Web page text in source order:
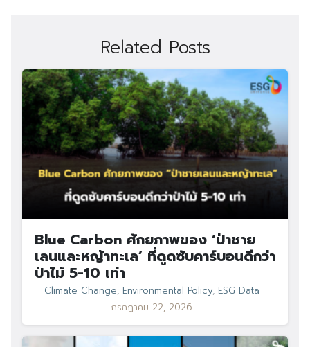
Search
Related Posts
Blue Carbon ศักยภาพของ ‘ป่าชาย
เลนและหญ้าทะเล’ ที่ดูดซับคาร์บอนดีกว่า
ป่าไม้ 5-10 เท่า
Climate Change, Environmental Policy, ESG Data
กรกฎาคม 22, 2026